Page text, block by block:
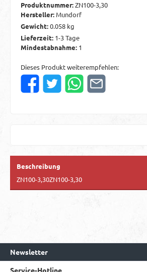
Produktnummer:ZN100-3,30
Hersteller: Mundorf
Gewicht:0.058 kg
Lieferzeit: 1-3 Tage
Mindestabnahme: 1
Dieses Produkt weiterempfehlen:
Beschreibung
ZN100-3,30ZN100-3,30
Newsletter
Service-Hotline